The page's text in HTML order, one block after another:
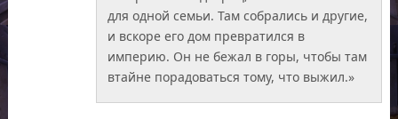
для одной семьи. Там собрались и другие,
и вскоре его дом превратился в
империю. Он не бежал в горы, чтобы там
втайне порадоваться тому, что выжил.»